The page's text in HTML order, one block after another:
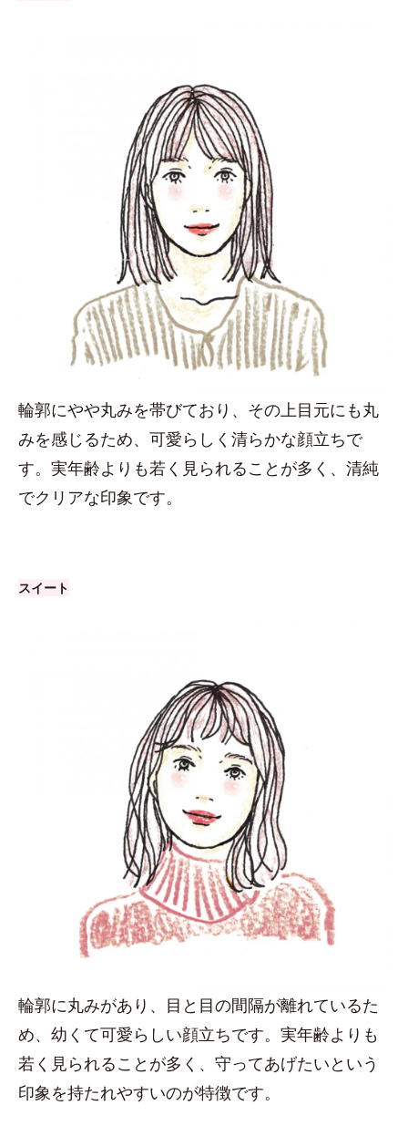
輪郭にやや丸みを帯びており、その上目元にも丸
みを感じるため、可愛らしく清らかな顔立ちで
す。実年齢よりも若く見られることが多く、清純
でクリアな印象です。
スイート
輪郭に丸みがあり、目と目の間隔が離れているた
め、幼くて可愛らしい顔立ちです。実年齢よりも
若く見られることが多く、守ってあげたいという
印象を持たれやすいのが特徴です。